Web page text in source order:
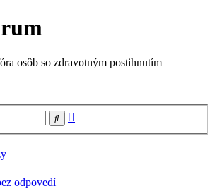
osôb so zdravotným postihnutím
Hľadať
odpovedí